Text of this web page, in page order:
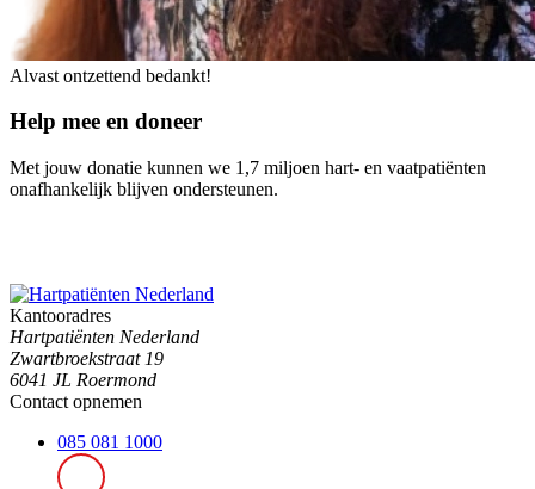
Alvast ontzettend bedankt!
Help mee en doneer
Met jouw donatie kunnen we 1,7 miljoen hart- en vaatpatiënten
onafhankelijk blijven ondersteunen.
Kantooradres
Hartpatiënten Nederland
Zwartbroekstraat 19
6041 JL Roermond
Contact opnemen
085 081 1000